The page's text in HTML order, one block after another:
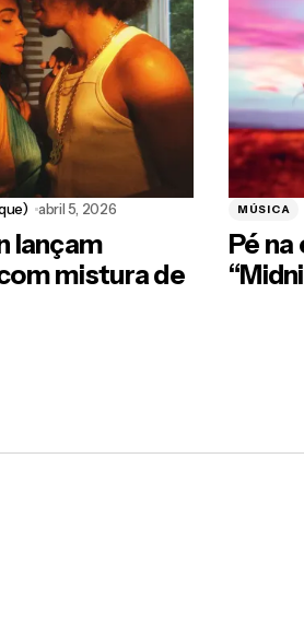
abril 5, 2026
lançam
mistura de
MÚSICA
Pé